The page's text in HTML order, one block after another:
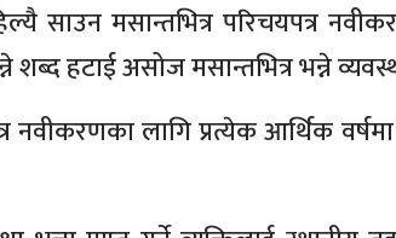
साउन मसान्तभित्र परिचयपत्र
हटाई असोज मसान्तभित्र भन्ने
नवीकरणका लागि प्रत्येक आर्थिक